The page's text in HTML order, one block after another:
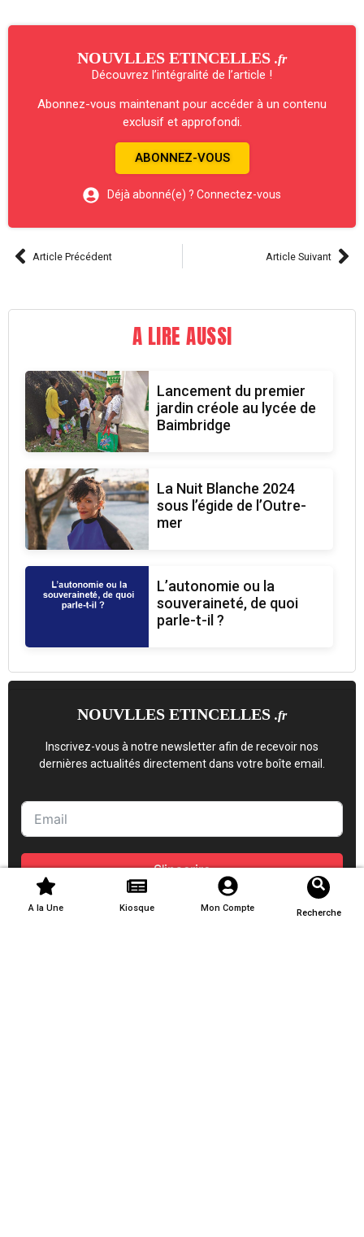
NOUVLLES ETINCELLES .fr
Découvrez l’intégralité de l’article !
Abonnez-vous maintenant pour accéder à un contenu
exclusif et approfondi.
ABONNEZ-VOUS
Déjà abonné(e) ? Connectez-vous
Article Précédent Article Suivant
A LIRE AUSSI
Lancement du premier
jardin créole au lycée de
Baimbridge
La Nuit Blanche 2024
sous l’égide de l’Outre-
mer
L’autonomie ou la
souveraineté, de quoi
parle-t-il ?
NOUVLLES ETINCELLES .fr
Inscrivez-vous à notre newsletter afin de recevoir nos
dernières actualités directement dans votre boîte email.
S'inscrire
A la Une Kiosque Mon Compte Recherche